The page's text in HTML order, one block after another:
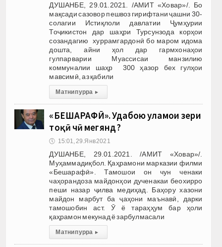
ДУШАНБЕ, 29.01.2021. /АМИТ «Ховар»/. Бо
мақсади сазовор пешвоз гирифтани ҷашни 30-
солагии Истиқлоли давлатии Ҷумҳурии
Тоҷикистон дар шаҳри Турсунзода корҳои
созандагию хуррамгардонӣ бо маром идома
дошта, айни ҳол дар гармхонаҳои
гулпарварии Муассисаи манзилию
коммуналии шаҳр 300 ҳазор бех гулҳои
мавсимӣ, аз қабили
Матни пурра ▸
«БЕШАРАФӢ». Удабою уламои зери
тоқӣ чӣ мегӯянд?
🕔 15:01, 29.Янв 2021
ДУШАНБЕ, 29.01.2021. /АМИТ «Ховар»/.
Муҳаммадиқбол. Қаҳрамони марказии филми
«Бешарафӣ». Тамошои он чун ченаки
чаҳорандоза майдонҳои дученакаи беохирро
пеши назар ҷилва медиҳад. Баҳору хазони
майдон марбут ба ҷаҳони маънавӣ, дарки
тамошобин аст. Ӯ ё тараҳҳум бар ҳоли
қаҳрамон мекунад ё зарбулмасали
Матни пурра ▸